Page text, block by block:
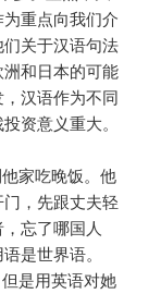
重点向我们介
关于汉语句法
和日本的可能
汉语作为不同
资意义重大。
家吃晚饭。他
，先跟丈夫轻
忘了哪国人
是世界语。
是用英语对她